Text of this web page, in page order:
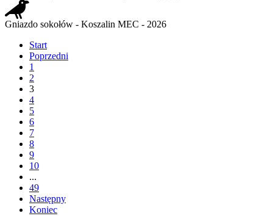
Gniazdo sokołów - Koszalin MEC - 2026
Start
Poprzedni
1
2
3
4
5
6
7
8
9
10
...
49
Następny
Koniec